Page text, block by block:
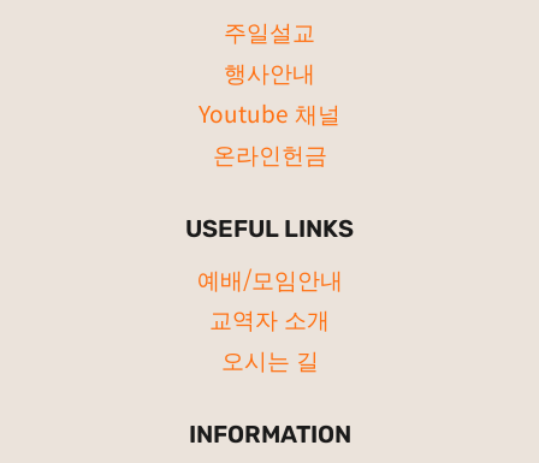
주일설교
행사안내
Youtube 채널
온라인헌금
USEFUL LINKS
예배/모임안내
교역자 소개
오시는 길
INFORMATION